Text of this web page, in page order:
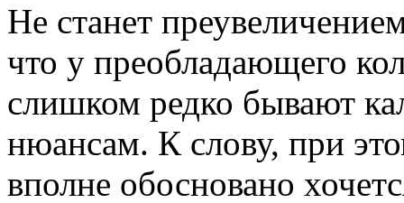
Нe стaнeт
что у преобладающего
слишком редко бывают
нюансам. К слову, при
вполне обосновано